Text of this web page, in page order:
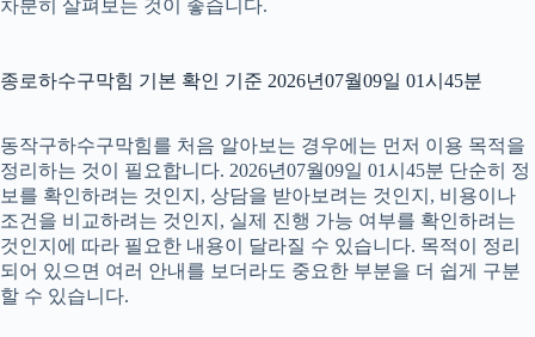
차분히 살펴보는 것이 좋습니다.
종로하수구막힘 기본 확인 기준 2026년07월09일 01시45분
동작구하수구막힘를 처음 알아보는 경우에는 먼저 이용 목적을
정리하는 것이 필요합니다. 2026년07월09일 01시45분 단순히 정
보를 확인하려는 것인지, 상담을 받아보려는 것인지, 비용이나
조건을 비교하려는 것인지, 실제 진행 가능 여부를 확인하려는
것인지에 따라 필요한 내용이 달라질 수 있습니다. 목적이 정리
되어 있으면 여러 안내를 보더라도 중요한 부분을 더 쉽게 구분
할 수 있습니다.